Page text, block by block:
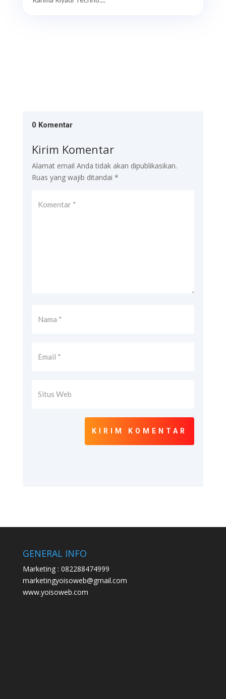
0 Komentar
Kirim Komentar
Alamat email Anda tidak akan dipublikasikan.
Ruas yang wajib ditandai *
KIRIM KOMENTAR
GENERAL INFO
Marketing : 082288474999
marketingyoisoweb@gmail.com
www.yoisoweb.com